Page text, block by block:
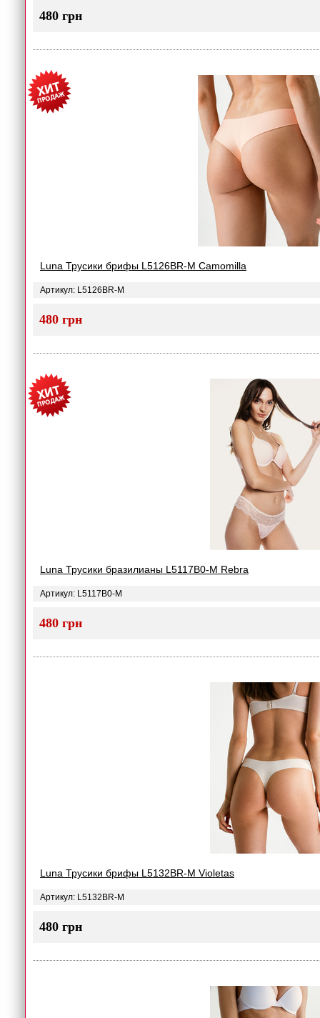
480 грн
Luna Трусики брифы L5126BR-M Camomilla
Артикул: L5126BR-M
480 грн
Luna Трусики бразилианы L5117B0-M Rebra
Артикул: L5117B0-M
480 грн
Luna Трусики брифы L5132BR-M Violetas
Артикул: L5132BR-M
480 грн